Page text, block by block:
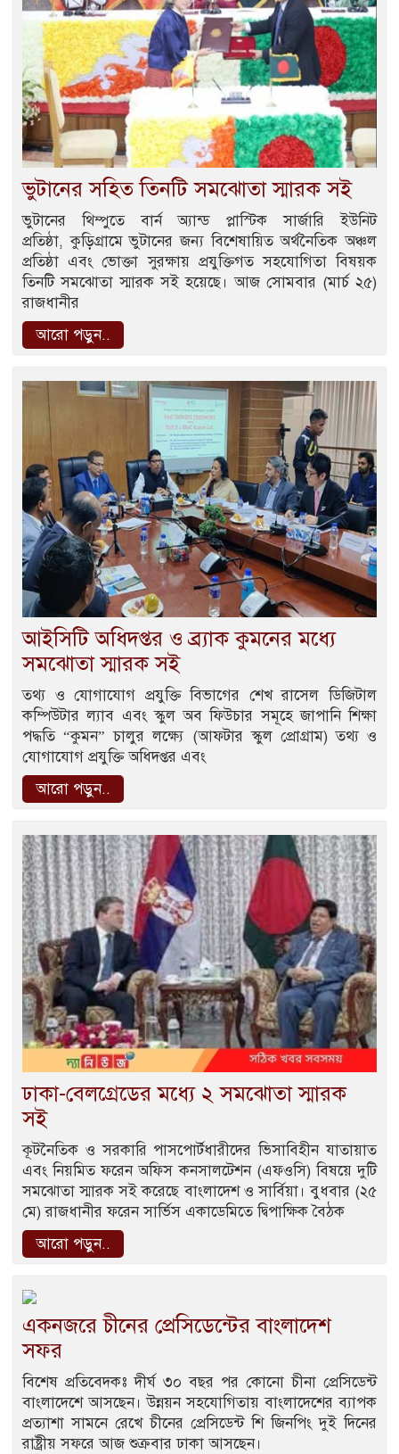
ভুটানের সহিত তিনটি সমঝোতা স্মারক সই
ভুটানের থিম্পুতে বার্ন অ্যান্ড প্লাস্টিক সার্জারি ইউনিট
প্রতিষ্ঠা, কুড়িগ্রামে ভুটানের জন্য বিশেষায়িত অর্থনৈতিক অঞ্চল
প্রতিষ্ঠা এবং ভোক্তা সুরক্ষায় প্রযুক্তিগত সহযোগিতা বিষয়ক
তিনটি সমঝোতা স্মারক সই হয়েছে। আজ সোমবার (মার্চ ২৫)
রাজধানীর
আরো পড়ুন..
আইসিটি অধিদপ্তর ও ব্র্যাক কুমনের মধ্যে
সমঝোতা স্মারক সই
তথ্য ও যোগাযোগ প্রযুক্তি বিভাগের শেখ রাসেল ডিজিটাল
কম্পিউটার ল্যাব এবং স্কুল অব ফিউচার সমূহে জাপানি শিক্ষা
পদ্ধতি “কুমন” চালুর লক্ষ্যে (আফটার স্কুল প্রোগ্রাম) তথ্য ও
যোগাযোগ প্রযুক্তি অধিদপ্তর এবং
আরো পড়ুন..
ঢাকা-বেলগ্রেডের মধ্যে ২ সমঝোতা স্মারক
সই
কূটনৈতিক ও সরকারি পাসপোর্টধারীদের ভিসাবিহীন যাতায়াত
এবং নিয়মিত ফরেন অফিস কনসালটেশন (এফওসি) বিষয়ে দুটি
সমঝোতা স্মারক সই করেছে বাংলাদেশ ও সার্বিয়া। বুধবার (২৫
মে) রাজধানীর ফরেন সার্ভিস একাডেমিতে দ্বিপাক্ষিক বৈঠক
আরো পড়ুন..
একনজরে চীনের প্রেসিডেন্টের বাংলাদেশ
সফর
বিশেষ প্রতিবেদকঃ দীর্ঘ ৩০ বছর পর কোনো চীনা প্রেসিডেন্ট
বাংলাদেশে আসছেন। উন্নয়ন সহযোগিতায় বাংলাদেশের ব্যাপক
প্রত্যাশা সামনে রেখে চীনের প্রেসিডেন্ট শি জিনপিং দুই দিনের
রাষ্ট্রীয় সফরে আজ শুক্রবার ঢাকা আসছেন।